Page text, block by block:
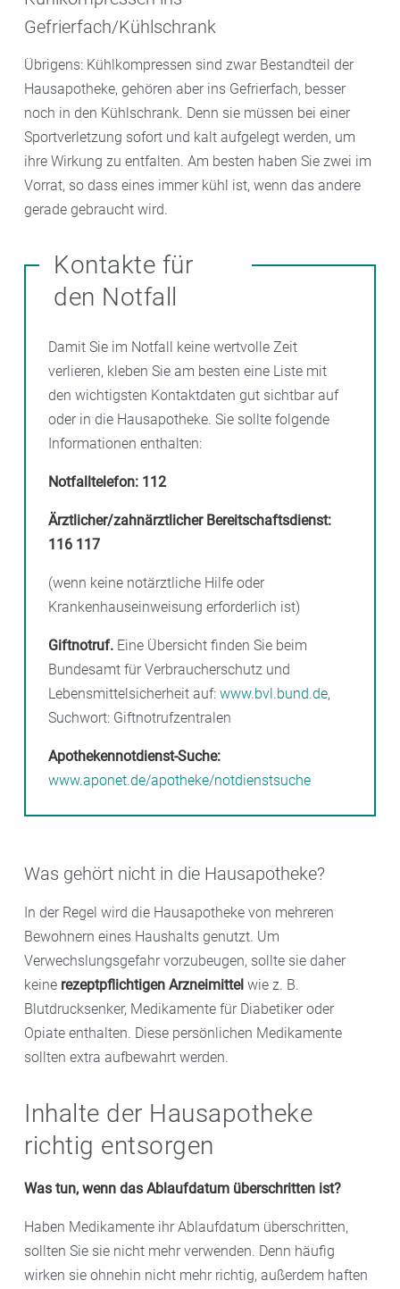
Gefrierfach/Kühlschrank
Übrigens: Kühlkompressen sind zwar Bestandteil der
Hausapotheke, gehören aber ins Gefrierfach, besser
noch in den Kühlschrank. Denn sie müssen bei einer
Sportverletzung sofort und kalt aufgelegt werden, um
ihre Wirkung zu entfalten. Am besten haben Sie zwei im
Vorrat, so dass eines immer kühl ist, wenn das andere
gerade gebraucht wird.
Kontakte für
den Notfall
Damit Sie im Notfall keine wertvolle Zeit
verlieren, kleben Sie am besten eine Liste mit
den wichtigsten Kontaktdaten gut sichtbar auf
oder in die Hausapotheke. Sie sollte folgende
Informationen enthalten:
Notfalltelefon: 112
Ärztlicher/zahnärztlicher Bereitschaftsdienst:
116 117
(wenn keine notärztliche Hilfe oder
Krankenhauseinweisung erforderlich ist)
Giftnotruf. Eine Übersicht finden Sie beim
Bundesamt für Verbraucherschutz und
Lebensmittelsicherheit auf: www.bvl.bund.de,
Suchwort: Giftnotrufzentralen
Apothekennotdienst-Suche:
www.aponet.de/apotheke/notdienstsuche
Was gehört nicht in die Hausapotheke?
In der Regel wird die Hausapotheke von mehreren
Bewohnern eines Haushalts genutzt. Um
Verwechslungsgefahr vorzubeugen, sollte sie daher
keine rezeptpflichtigen Arzneimittel wie z. B.
Blutdrucksenker, Medikamente für Diabetiker oder
Opiate enthalten. Diese persönlichen Medikamente
sollten extra aufbewahrt werden.
Inhalte der Hausapotheke
richtig entsorgen
Was tun, wenn das Ablaufdatum überschritten ist?
Haben Medikamente ihr Ablaufdatum überschritten,
sollten Sie sie nicht mehr verwenden. Denn häufig
wirken sie ohnehin nicht mehr richtig, außerdem haften